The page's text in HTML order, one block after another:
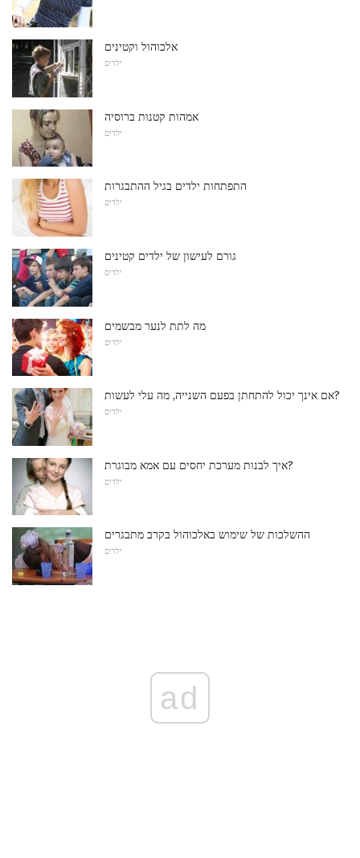
אלכוהול וקטינים
ילדים
אמהות קטנות ברוסיה
ילדים
התפתחות ילדים בגיל ההתבגרות
ילדים
גורם לעישון של ילדים קטינים
ילדים
מה לתת לנער מבשמים
ילדים
אם אינך יכול להתחתן בפעם השנייה, מה עלי לעשות?
ילדים
איך לבנות מערכת יחסים עם אמא מבוגרת?
ילדים
ההשלכות של שימוש באלכוהול בקרב מתבגרים
ילדים
ad